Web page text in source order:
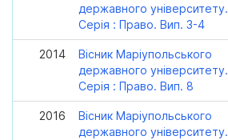
державного університету.
Серія : Право. Вип. 3-4
2014
Вісник Маріупольського
державного університету.
Серія : Право. Вип. 8
2016
Вісник Маріупольського
державного університету.